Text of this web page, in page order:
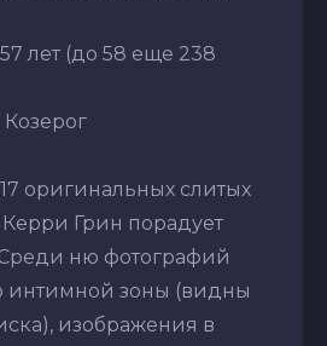
57 лет (до 58 еще 238
Козерог
оригинальных слитых
Грин порадует
ню фотографий
интимной зоны (видны
изображения в